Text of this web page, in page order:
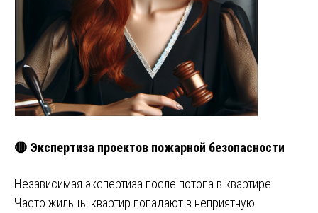
🔴 Экспертиза проектов пожарной безопасности
Независимая экспертиза после потопа в квартире
Часто жильцы квартир попадают в неприятную